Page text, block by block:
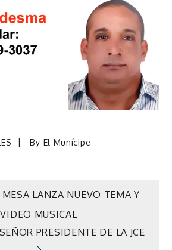
By El Munícipe
LANZA NUEVO TEMA Y
VIDEO MUSICAL
PRESIDENTE DE LA JCE